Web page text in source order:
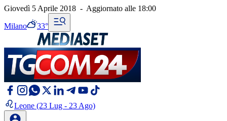
Giovedì 5 Aprile 2018 - Aggiornato alle 18:00
Milano 33°
Leone (23 Lug - 23 Ago)